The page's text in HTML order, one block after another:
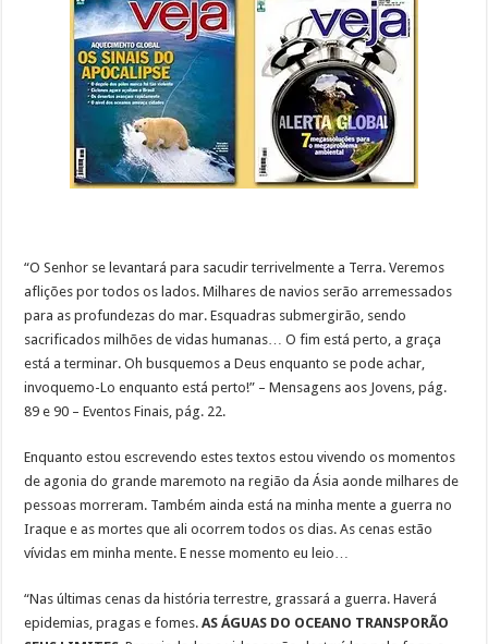
“O Senhor se levantará para sacudir terrivelmente a Terra. Veremos
aflições por todos os lados. Milhares de navios serão arremessados
para as profundezas do mar. Esquadras submergirão, sendo
sacrificados milhões de vidas humanas… O fim está perto, a graça
está a terminar. Oh busquemos a Deus enquanto se pode achar,
invoquemo-Lo enquanto está perto!” – Mensagens aos Jovens, pág.
89 e 90 – Eventos Finais, pág. 22.
Enquanto estou escrevendo estes textos estou vivendo os momentos
de agonia do grande maremoto na região da Ásia aonde milhares de
pessoas morreram. Também ainda está na minha mente a guerra no
Iraque e as mortes que ali ocorrem todos os dias. As cenas estão
vívidas em minha mente. E nesse momento eu leio…
“Nas últimas cenas da história terrestre, grassará a guerra. Haverá
epidemias, pragas e fomes.AS ÁGUAS DO OCEANO TRANSPORÃO